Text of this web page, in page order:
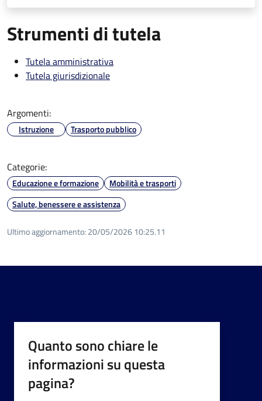
Strumenti di tutela
Tutela amministrativa
Tutela giurisdizionale
Argomenti:
Istruzione Trasporto pubblico
Categorie:
Educazione e formazione
Mobilità e trasporti
Salute, benessere e assistenza
Ultimo aggiornamento: 20/05/2026 10:25.11
Quanto sono chiare le
informazioni su questa
pagina?